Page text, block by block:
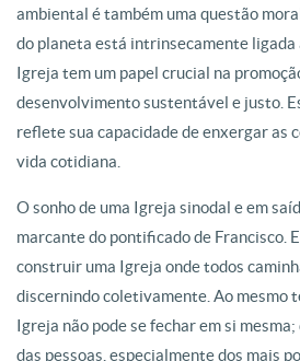
ambiental é também uma questão
do planeta está intrinsecamente ligada
Igreja tem um papel crucial na
desenvolvimento sustentável e justo.
reflete sua capacidade de enxergar as
vida cotidiana.
O sonho de uma Igreja sinodal e em
marcante do pontificado de Francisco.
construir uma Igreja onde todos
discernindo coletivamente. Ao mesmo
Igreja não pode se fechar em si
das pessoas, especialmente dos mais